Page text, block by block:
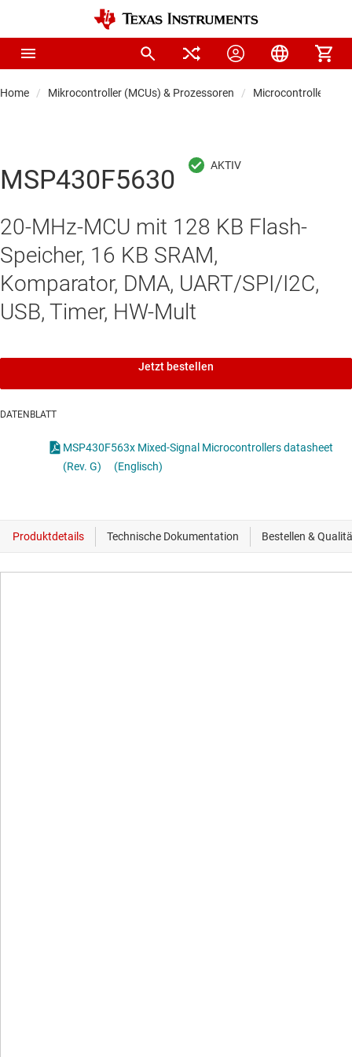
Home Mikrocontroller (MCUs) & Prozessoren Microcontrollers
MSP430F5630
20-MHz-MCU mit 128 KB Flash-
Speicher, 16 KB SRAM,
Komparator, DMA, UART/SPI/I2C,
USB, Timer, HW-Mult
Jetzt bestellen
DATENBLATT
MSP430F563x Mixed-Signal Microcontrollers datasheet
(Rev. G)
(Englisch)